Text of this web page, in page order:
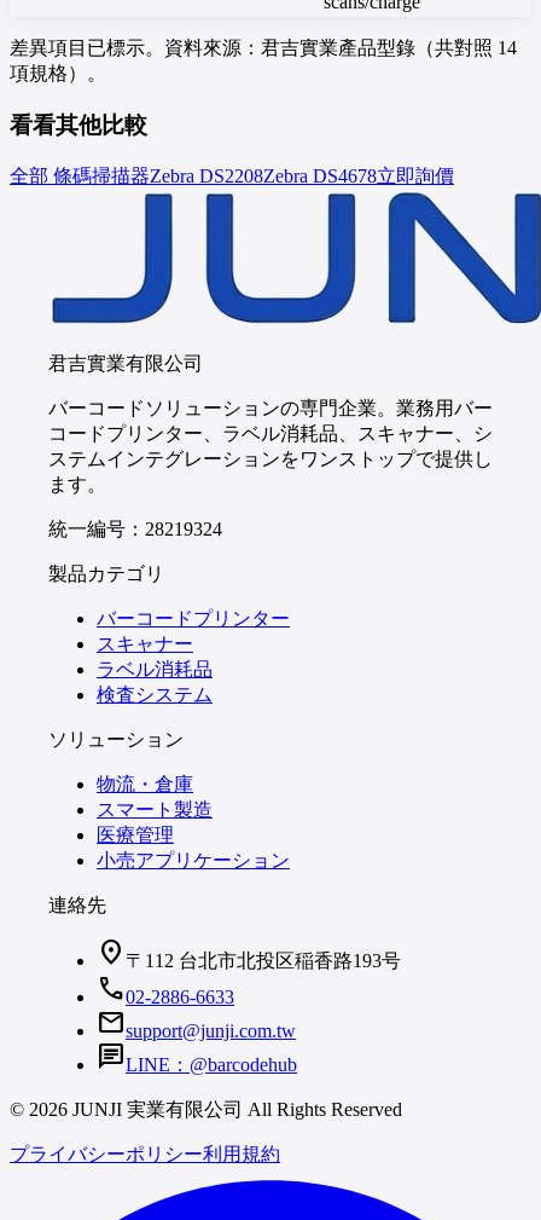
差異項目已標示。資料來源：君吉實業產品型錄（共對照 14
項規格）。
看看其他比較
全部 條碼掃描器Zebra DS2208Zebra DS4678立即詢價
君吉實業有限公司
バーコードソリューションの専門企業。業務用バー
コードプリンター、ラベル消耗品、スキャナー、シ
ステムインテグレーションをワンストップで提供し
ます。
統一編号：28219324
製品カテゴリ
バーコードプリンター
スキャナー
ラベル消耗品
検査システム
ソリューション
物流・倉庫
スマート製造
医療管理
小売アプリケーション
連絡先
location_on 〒112 台北市北投区稲香路193号
call02-2886-6633
mailsupport@junji.com.tw
chatLINE：@barcodehub
© 2026 JUNJI 実業有限公司 All Rights Reserved
プライバシーポリシー利用規約